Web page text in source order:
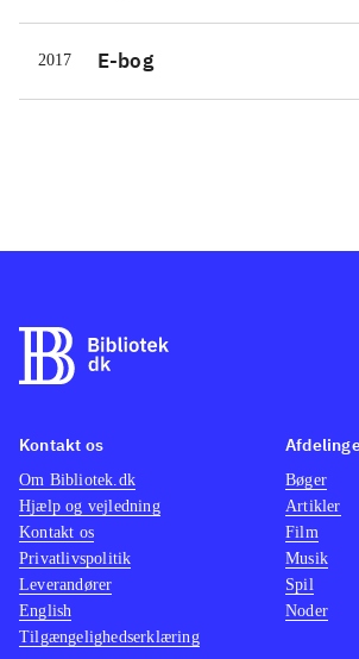
2017 E-bog
Kontakt os
Om Bibliotek.dk
Hjælp og vejledning
Kontakt os
Privatlivspolitik
Leverandører
English
Tilgængelighedserklæring
Bøger
Artikler
Film
Musik
Spil
Noder